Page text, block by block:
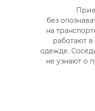
без
на
работают
одежде.
не узнают о